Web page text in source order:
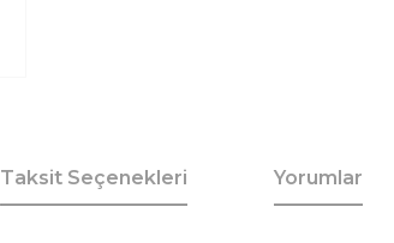
Taksit Seçenekleri Yorumlar